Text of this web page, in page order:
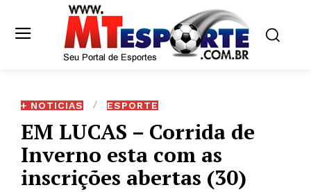
+ NOTICIAS ESPORTE
EM LUCAS – Corrida de
Inverno esta com as
inscrições abertas (30)